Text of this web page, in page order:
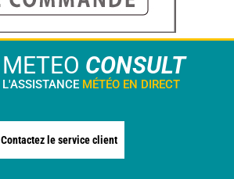
METEO CONSULT
L'ASSISTANCE MÉTÉO EN DIRECT
Contactez le service client